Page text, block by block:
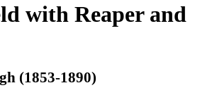
with Reaper and
(1853-1890)